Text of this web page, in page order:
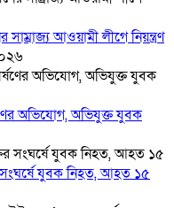
সাম্রাজ্য আওয়ামী লীগে নিয়ন্ত্রণ
অভিযোগ, অভিযুক্ত যুবক
যুবক নিহত, আহত ১৫